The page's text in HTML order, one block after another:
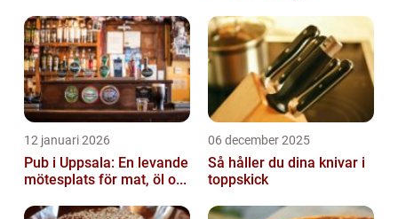
12 januari 2026
Pub i Uppsala: En levande
mötesplats för mat, öl o...
06 december 2025
Så håller du dina knivar i
toppskick